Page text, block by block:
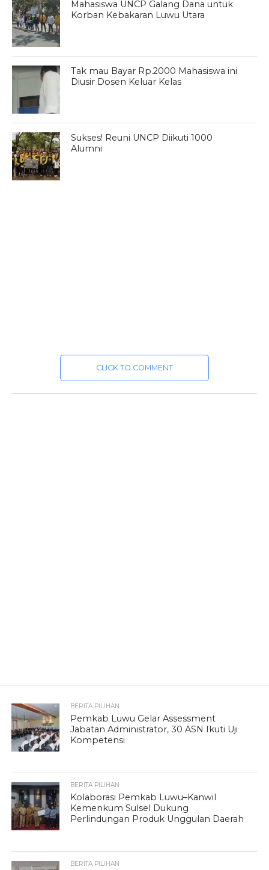
Mahasiswa UNCP Galang Dana untuk
Korban Kebakaran Luwu Utara
Tak mau Bayar Rp.2000 Mahasiswa ini
Diusir Dosen Keluar Kelas
Sukses! Reuni UNCP Diikuti 1000
Alumni
CLICK TO COMMENT
BERITA PILIHAN
Pemkab Luwu Gelar Assessment
Jabatan Administrator, 30 ASN Ikuti Uji
Kompetensi
BERITA PILIHAN
Kolaborasi Pemkab Luwu–Kanwil
Kemenkum Sulsel Dukung
Perlindungan Produk Unggulan Daerah
BERITA PILIHAN